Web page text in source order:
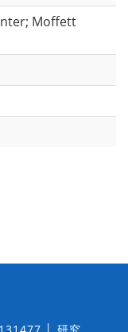
Moffett